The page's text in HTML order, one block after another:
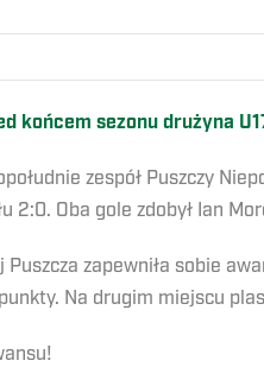
końcem sezonu drużyna
zespół Puszczy
2:0. Oba gole zdobył Ian
Puszcza zapewniła sobie
Na drugim miejscu